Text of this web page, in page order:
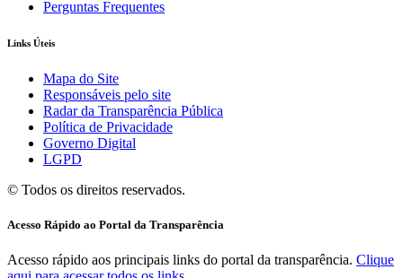
Perguntas Frequentes
Links Úteis
Mapa do Site
Responsáveis pelo site
Radar da Transparência Pública
Política de Privacidade
Governo Digital
LGPD
© Todos os direitos reservados.
Acesso Rápido ao Portal da Transparência
Acesso rápido aos principais links do portal da transparência. Clique